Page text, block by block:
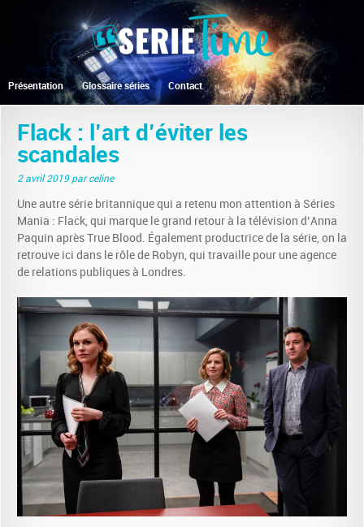
Présentation Glossaire séries Contact
Flack : l’art d’éviter les
scandales
2 avril 2019par celine
Une autre série britannique qui a retenu mon attention à Séries
Mania : Flack, qui marque le grand retour à la télévision d’Anna
Paquin après True Blood. Également productrice de la série, on la
retrouve ici dans le rôle de Robyn, qui travaille pour une agence
de relations publiques à Londres.